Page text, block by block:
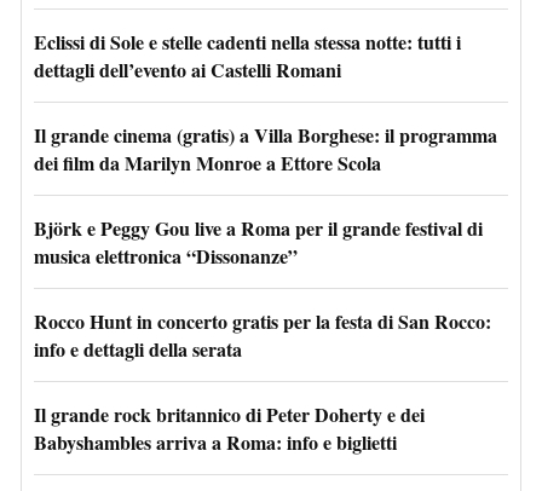
Eclissi di Sole e stelle cadenti nella stessa notte: tutti i
dettagli dell’evento ai Castelli Romani
Il grande cinema (gratis) a Villa Borghese: il programma
dei film da Marilyn Monroe a Ettore Scola
Björk e Peggy Gou live a Roma per il grande festival di
musica elettronica “Dissonanze”
Rocco Hunt in concerto gratis per la festa di San Rocco:
info e dettagli della serata
Il grande rock britannico di Peter Doherty e dei
Babyshambles arriva a Roma: info e biglietti